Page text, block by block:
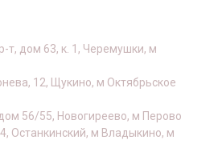
т, дом 63, к. 1, Черемушки, м
12, Щукино, м Октябрьское
56/55, Новогиреево, м Перово
Останкинский, м Владыкино, м